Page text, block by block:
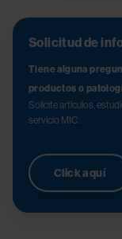
Solicitud de
Tiene alguna
productos o
Solicite artículos,
servicio MIC.
Click aquí